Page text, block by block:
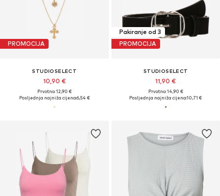
PROMOCIJA
STUDIOSELECT
10,90 €
Prvotno: 12,90 €
Posljednja najniža cijena:6,54 €
Pakiranje od 3
PROMOCIJA
STUDIOSELECT
11,90 €
Prvotno: 14,90 €
Posljednja najniža cijena:10,71 €